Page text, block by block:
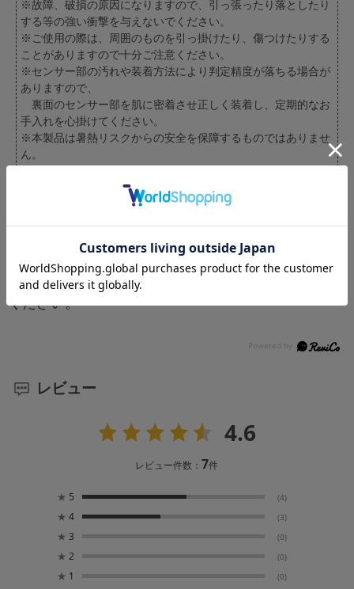
※故障、破損の原因になりますので、引っ張ったり落としたり
する等の強い衝撃を与えないでください。
※ご使用の際は、周囲のものを引っ掛けたり、傷つけたりする
ことがありますので十分ご注意ください。
※センサー部の汚れや装着方法により判定精度が落ちる場合が
ありますので、
裏面のセンサー部を肌に密着させ正しく装着し、定期的なお
手入れを心掛けてください。
※本製品は暑熱リスクからの安全を保障するものではありませ
ん。
※製品改良に伴い予告なく仕様・外観などを変更させていただ
※季節商品のため、銀行振込、コンビニ決済でのお
支払いを不可とさせていただいております。ご了承
ください。
レビュー
4.6
レビュー件数：7件
★ 5 (4)
★ 4 (3)
★ 3 (0)
★ 2 (0)
★ 1 (0)